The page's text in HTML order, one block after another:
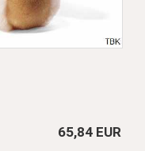
65,84 EUR